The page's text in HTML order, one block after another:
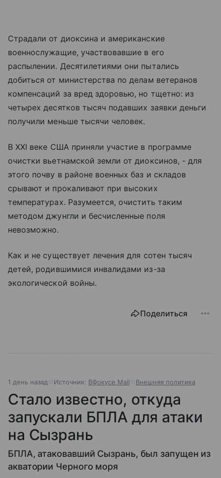
Страдали от диоксина и американские
военнослужащие, участвовавшие в его
распылении. Десятилетиями они пытались
добиться от министерства по делам ветеранов
компенсаций за вред здоровью, но тщетно: из
четырех десятков тысяч подавших заявки деньги
получили меньше тысячи человек.
В XXI веке США приняли участие в программе
очистки вьетнамской земли от диоксинов, - для
этого почву в районе военных баз и складов
срывают и прокаливают при высоких
температурах. Разумеется, очистить таким
методом джунгли и бесчисленные поля
невозможно.
Как и не существует лечения для сотен тысяч
детей, родившимися инвалидами из-за
экологической войны.
Поделиться
1 день назад Источник: ВФокусе Mail Внешняя политика
Стало известно, откуда
запускали БПЛА для атаки
на Сызрань
БПЛА, атаковавший Сызрань, был запущен из
акватории Черного моря